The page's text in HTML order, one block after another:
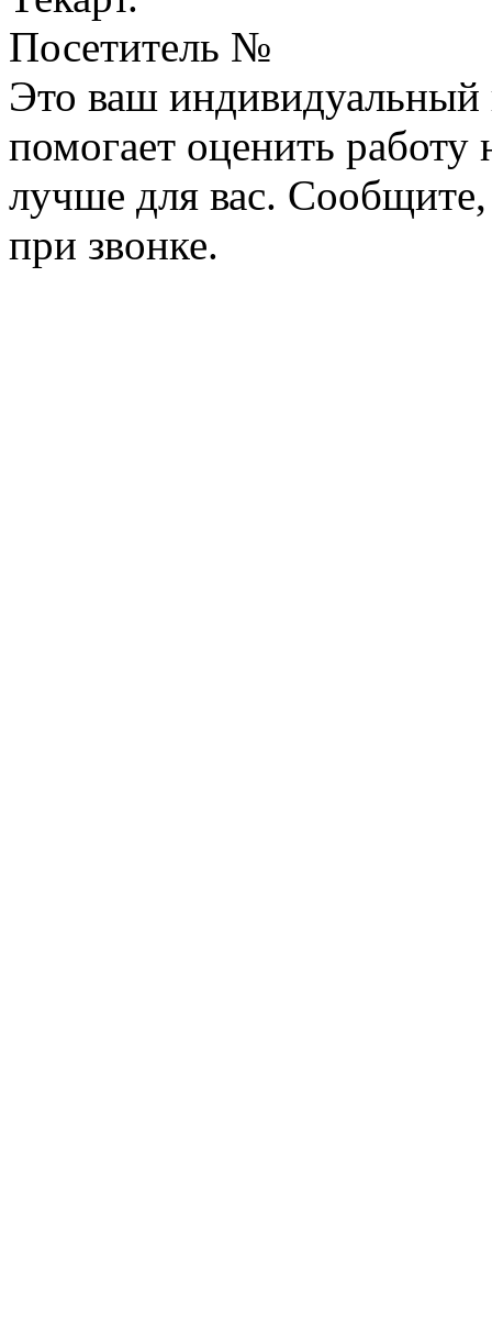
Посетитель №
Это ваш
помогает оценить работу
лучше для вас.
при звонке.